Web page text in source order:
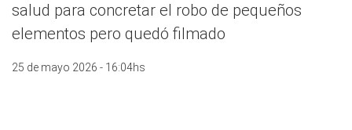
salud para concretar el robo de pequeños
elementos pero quedó filmado
25 de mayo 2026 - 16:04hs